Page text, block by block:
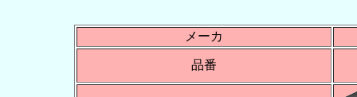
メーカ
品番